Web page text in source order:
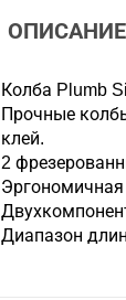
ОПИСАНИЕ
Колба Plumb
Прочные
клей.
2
Диапазон